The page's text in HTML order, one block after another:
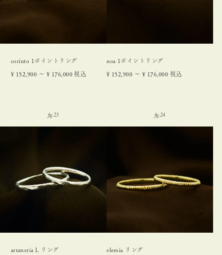
corinto 1ポイントリング
¥ 152,900 〜 ¥ 176,000 税込
noa 1ポイントリング
¥ 152,900 〜 ¥ 176,000 税込
arumeria L リング elemia リング